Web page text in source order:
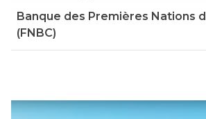
Banque des Premières Nations
(FNBC)